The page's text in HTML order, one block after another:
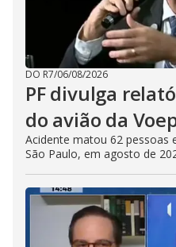
DO R7/06/08/2026
PF divulga
do avião da
Acidente matou 62 pessoas
São Paulo, em agosto de